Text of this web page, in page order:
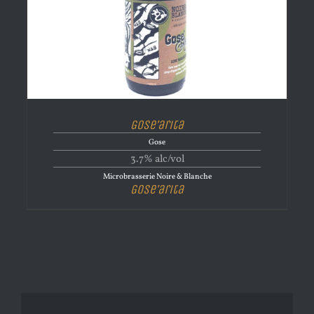
Gose’arita
Gose
3.7% alc/vol
Microbrasserie Noire & Blanche
Gose’arita